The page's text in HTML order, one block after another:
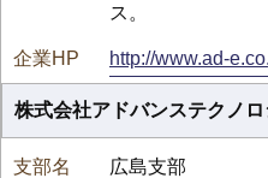
ス。
http://www.ad-
株式会社アドバンステクノ
広島支部